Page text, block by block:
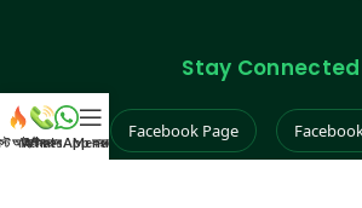
Stay Connected
Facebook Page
আইটেম
কল করুন
WhatsApp করুন
Menu